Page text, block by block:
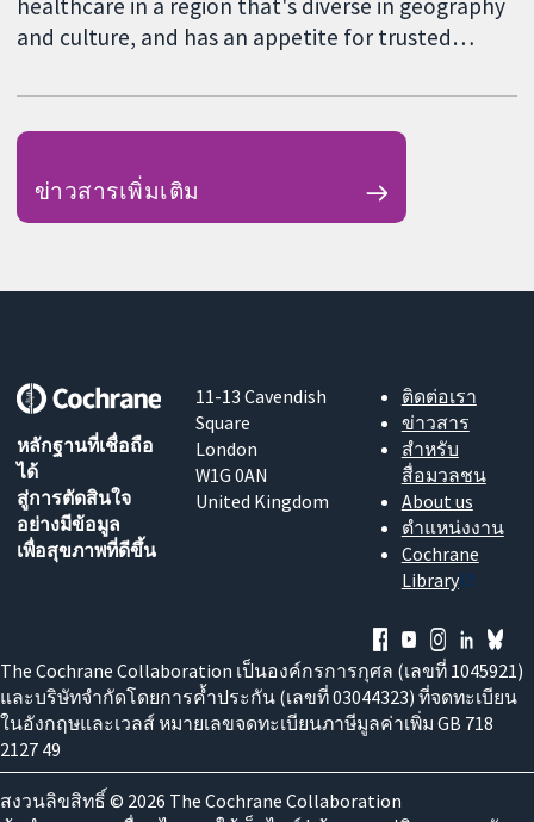
healthcare in a region that's diverse in geography
and culture, and has an appetite for trusted…
ข่าวสารเพิ่มเติม
หลักฐานที่เชื่อถือ
ได้
สู่การตัดสินใจ
อย่างมีข้อมูล
เพื่อสุขภาพที่ดีขึ้น
11-13 Cavendish
Square
London
W1G 0AN
United Kingdom
ติดต่อเรา
ข่าวสาร
สำหรับ
สื่อมวลชน
About us
ตำแหน่งงาน
Cochrane
Library
The Cochrane Collaboration เป็นองค์กรการกุศล (เลขที่ 1045921)
และบริษัทจำกัดโดยการค้ำประกัน (เลขที่ 03044323) ที่จดทะเบียน
ในอังกฤษและเวลส์ หมายเลขจดทะเบียนภาษีมูลค่าเพิ่ม GB 718
2127 49
สงวนลิขสิทธิ์ © 2026 The Cochrane Collaboration